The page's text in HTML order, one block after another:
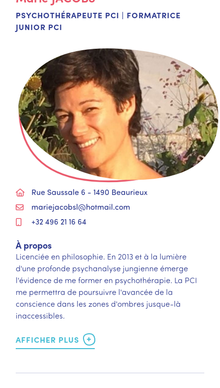
PSYCHOTHÉRAPEUTE PCI | FORMATRICE
JUNIOR PCI
À propos
Licenciée en philosophie. En 2013 et à la lumière
d'une profonde psychanalyse jungienne émerge
l'évidence de me former en psychothérapie. La PCI
me permettra de poursuivre l'avancée de la
conscience dans les zones d'ombres jusque-là
inaccessibles.
Rue Saussale 6 - 1490 Beaurieux
mariejacobsl@hotmail.com
+32 496 21 16 64